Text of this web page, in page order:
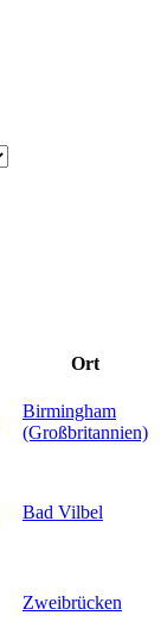
Ort
Birmingham
(Großbritannien)
Bad Vilbel
Zweibrücken